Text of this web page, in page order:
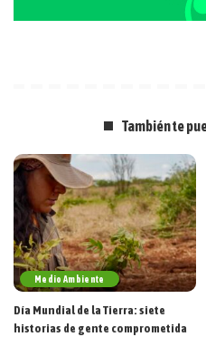
También te
Medio Ambiente
Día Mundial de la Tierra: siete
historias de gente comprometida